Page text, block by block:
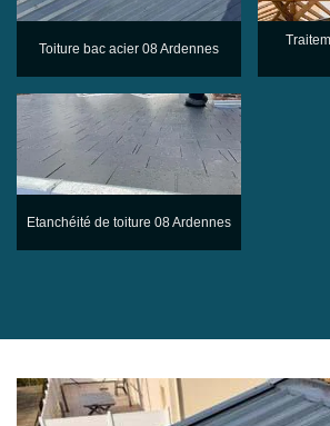
Toiture bac acier 08 Ardennes
Etanchéité de toiture 08 Ardennes